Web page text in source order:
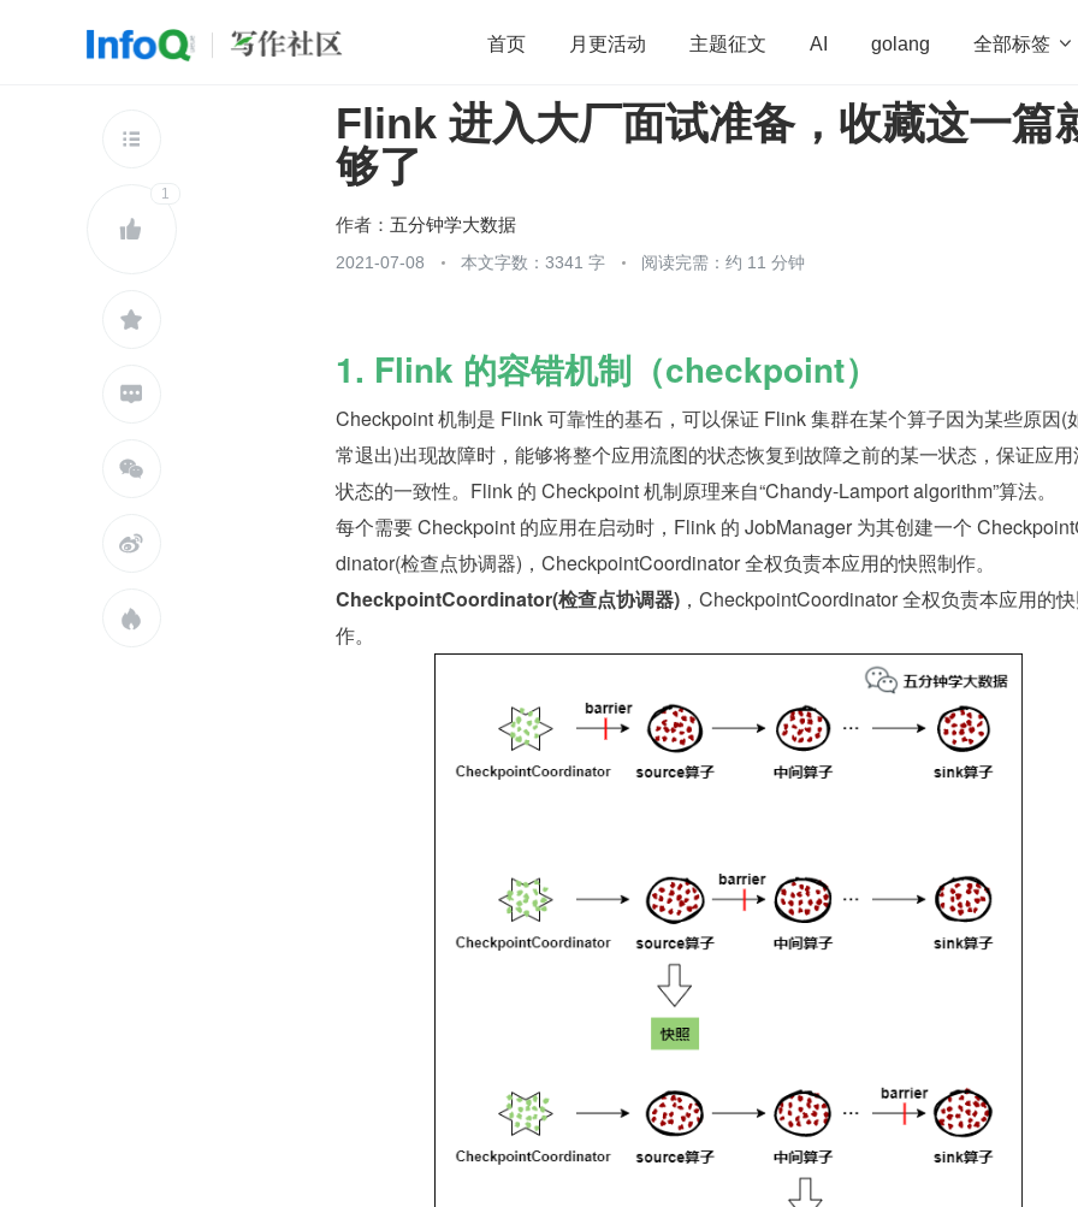
首页 月更活动 主题征文 AI golang 全部标签 
开源 架构 OpenHarmony 算法 学习方法 Web3.0 高
查看更多


1





Flink 进入大厂面试准备，收藏这一篇
够了
作者： 五分钟学大数据
2021-07-08 本文字数：3341 字 阅读完需：约 11 分钟
1. Flink 的容错机制（checkpoint）
Checkpoint 机制是 Flink 可靠性的基石，可以保证 Flink 集群在某个算子因为某些原因(
常退出)出现故障时，能够将整个应用流图的状态恢复到故障之前的某一状态，保证应
状态的一致性。Flink 的 Checkpoint 机制原理来自“Chandy-Lamport algorithm”算法。
每个需要 Checkpoint 的应用在启动时，Flink 的 JobManager 为其创建一个
dinator(检查点协调器)，CheckpointCoordinator 全权负责本应用的快照制作。
CheckpointCoordinator(检查点协调器) ，CheckpointCoordinator 全权负责本应用的
作。